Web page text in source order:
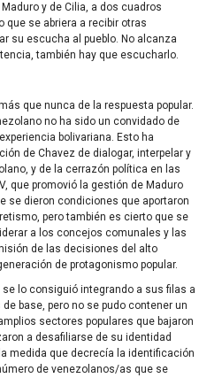
y de Cilia, a dos cuadros
que se abriera a recibir otras
su escucha al pueblo. No alcanza
también hay que escucharlo.
que nunca de la respuesta popular.
no ha sido un convidado de
bolivariana. Esto ha
de Chavez de dialogar, interpelar y
y de la cerrazón política en las
que promovió la gestión de Maduro
se dieron condiciones que aportaron
pero también es cierto que se
a los concejos comunales y las
de las decisiones del alto
de protagonismo popular.
lo consiguió integrando a sus filas a
base, pero no se pudo contener un
sectores populares que bajaron
a desafiliarse de su identidad
medida que decrecía la identificación
de venezolanos/as que se